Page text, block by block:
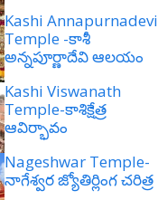
Kashi Annapurnadevi
Temple -కాశీ
అన్నపూర్ణాదేవి ఆలయం
Kashi Viswanath
Temple-కాశిక్షేత్ర
ఆవిర్భావం
Nageshwar Temple-
నాగేశ్వర జ్యోతిర్లింగ చరిత్ర